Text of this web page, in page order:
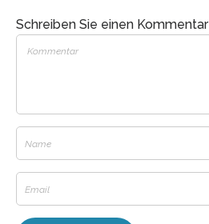
Schreiben Sie einen Kommentar